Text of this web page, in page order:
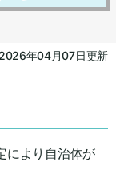
2026年04月07日更新
により自治体が